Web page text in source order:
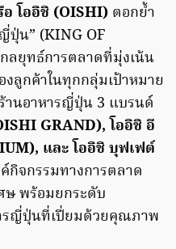
โออิชิ (OISHI) ตอกย้ำ
ปุ่น” (KING OF
ลยุทธ์การตลาดที่มุ่งเน้น
ลูกค้าในทุกกลุ่มเป้าหมาย
านอาหารญี่ปุ่น 3 แบรนด์
GRAND), โออิชิ อี
และ โออิชิ บุฟเฟต์
กิจกรรมทางการตลาด
ษ พร้อมยกระดับ
รญี่ปุ่นที่เปี่ยมด้วยคุณภาพ